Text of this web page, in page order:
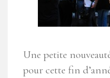
Une petite
pour cette fin